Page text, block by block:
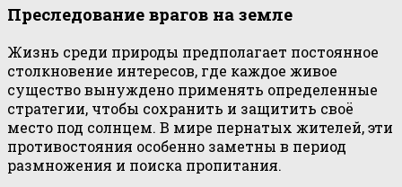
Преследование врагов на земле
Жизнь среди природы предполагает постоянное
столкновение интересов, где каждое живое
существо вынуждено применять определенные
стратегии, чтобы сохранить и защитить своё
место под солнцем. В мире пернатых жителей, эти
противостояния особенно заметны в период
размножения и поиска пропитания.